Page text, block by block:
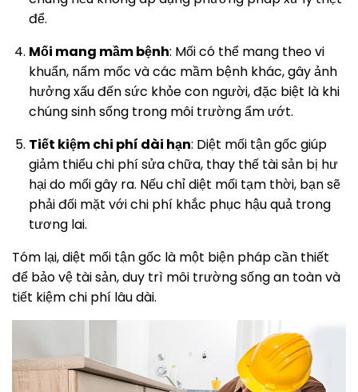
để.
Mối mang mầm bệnh: Mối có thể mang theo vi
khuẩn, nấm mốc và các mầm bệnh khác, gây ảnh
hưởng xấu đến sức khỏe con người, đặc biệt là khi
chúng sinh sống trong môi trường ẩm ướt.
Tiết kiệm chi phí dài hạn: Diệt mối tận gốc giúp
giảm thiểu chi phí sửa chữa, thay thế tài sản bị hư
hại do mối gây ra. Nếu chỉ diệt mối tạm thời, bạn sẽ
phải đối mặt với chi phí khắc phục hậu quả trong
tương lai.
Tóm lại, diệt mối tận gốc là một biện pháp cần thiết
để bảo vệ tài sản, duy trì môi trường sống an toàn và
tiết kiệm chi phí lâu dài.